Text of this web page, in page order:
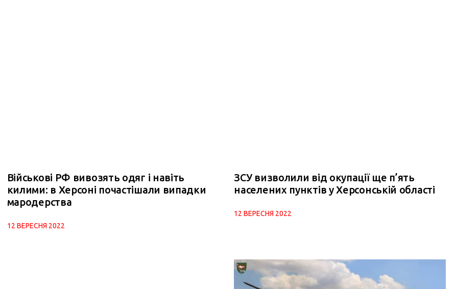
Військові РФ вивозять одяг і навіть
килими: в Херсоні почастішали випадки
мародерства
12 ВЕРЕСНЯ 2022
ЗСУ визволили від окупації ще п’ять
населених пунктів у Херсонській області
12 ВЕРЕСНЯ 2022